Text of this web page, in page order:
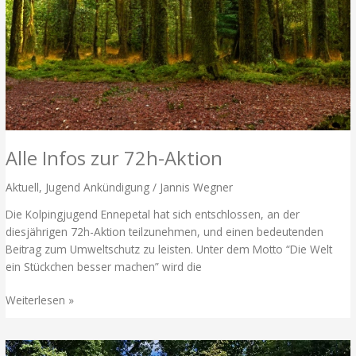
Alle Infos zur 72h-Aktion
Aktuell, Jugend Ankündigung / Jannis Wegner
Die Kolpingjugend Ennepetal hat sich entschlossen, an der
diesjährigen 72h-Aktion teilzunehmen, und einen bedeutenden
Beitrag zum Umweltschutz zu leisten. Unter dem Motto “Die Welt
ein Stückchen besser machen” wird die
Alle
72h-
Weiterlesen »